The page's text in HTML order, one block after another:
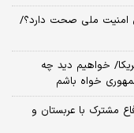
امنیت ملی صحت دارد؟/
خواهیم دید چه
خواه باشم
مشترک با عربستان و